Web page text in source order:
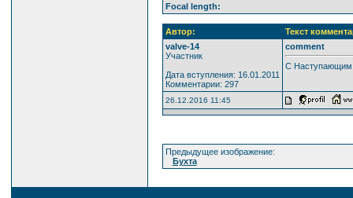
Focal length:
Автор:
Текст
valve-14
Участник
Дата вступления: 16.01.2011
Комментарии: 297
comment
С Наступающим
26.12.2016 11:45
Предыдущее изображение:
Бухта